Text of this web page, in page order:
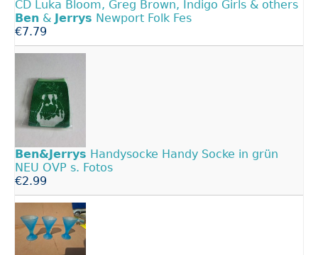
CD Luka Bloom, Greg Brown, Indigo Girls & others
Ben & Jerrys Newport Folk Fes
€7.79
Ben&Jerrys Handysocke Handy Socke in grün
NEU OVP s. Fotos
€2.99